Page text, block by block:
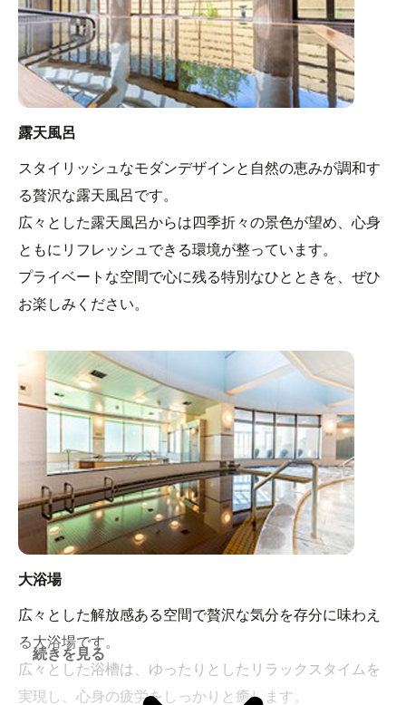
露天風呂
スタイリッシュなモダンデザインと自然の恵みが調和す
る贅沢な露天風呂です。
広々とした露天風呂からは四季折々の景色が望め、心身
ともにリフレッシュできる環境が整っています。
プライベートな空間で心に残る特別なひとときを、ぜひ
お楽しみください。
大浴場
広々とした解放感ある空間で贅沢な気分を存分に味わえ
る大浴場です。
広々とした浴槽は、ゆったりとしたリラックスタイムを
実現し、心身の疲労をしっかりと癒します。
続きを見る